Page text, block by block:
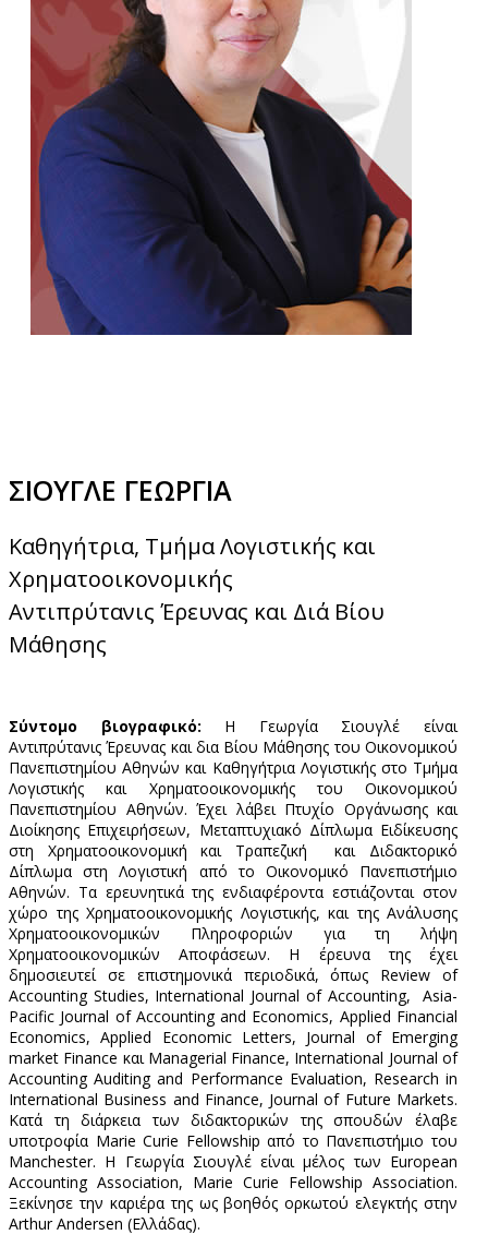
ΣΙΟΥΓΛΕ ΓΕΩΡΓΙΑ
Καθηγήτρια, Τμήμα Λογιστικής και
Χρηματοοικονομικής
Αντιπρύτανις Έρευνας και Διά Βίου
Μάθησης
Σύντομο βιογραφικό: Η Γεωργία Σιουγλέ είναι
Αντιπρύτανις Έρευνας και δια Βίου Μάθησης του Οικονομικού
Πανεπιστημίου Αθηνών και Καθηγήτρια Λογιστικής στο Τμήμα
Λογιστικής και Χρηματοοικονομικής του Οικονομικού
Πανεπιστημίου Αθηνών. Έχει λάβει Πτυχίο Οργάνωσης και
Διοίκησης Επιχειρήσεων, Μεταπτυχιακό Δίπλωμα Ειδίκευσης
στη Χρηματοοικονομική και Τραπεζική και Διδακτορικό
Δίπλωμα στη Λογιστική από το Οικονομικό Πανεπιστήμιο
Αθηνών. Τα ερευνητικά της ενδιαφέροντα εστιάζονται στον
χώρο της Χρηματοοικονομικής Λογιστικής, και της Ανάλυσης
Χρηματοοικονομικών Πληροφοριών για τη λήψη
Χρηματοοικονομικών Αποφάσεων. Η έρευνα της έχει
δημοσιευτεί σε επιστημονικά περιοδικά, όπως Review of
Accounting Studies, International Journal of Accounting, Asia-
Pacific Journal of Accounting and Economics, Applied Financial
Economics, Applied Economic Letters, Journal of Emerging
market Finance και Managerial Finance, International Journal of
Accounting Auditing and Performance Evaluation, Research in
International Business and Finance, Journal of Future Markets.
Κατά τη διάρκεια των διδακτορικών της σπουδών έλαβε
υποτροφία Marie Curie Fellowship από το Πανεπιστήμιο του
Manchester. Η Γεωργία Σιουγλέ είναι μέλος των European
Accounting Association, Marie Curie Fellowship Association.
Ξεκίνησε την καριέρα της ως βοηθός ορκωτού ελεγκτής στην
Arthur Andersen (Ελλάδας).